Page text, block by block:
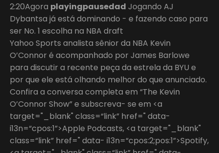
2:20Agora playingpausedad Jogando AJ
Dybantsa já está dominando - e fazendo caso para
ser No. 1 escolha na NBA draft
Yahoo Sports analista sênior da NBA Kevin
O’Connor é acompanhado por James Barlowe
para discutir a recente peça da estrela da BYU e
por que ele está olhando melhor do que anunciado.
Confira a conversa completa em “The Kevin
O’Connor Show” e subscreva- se em <a
target="_blank" class=“link” href=" data-
i13n=“cpos:1”>Apple Podcasts, <a target="_blank"
class=“link” href=" data- i13n=“cpos:2;pos:1”>Spotify,